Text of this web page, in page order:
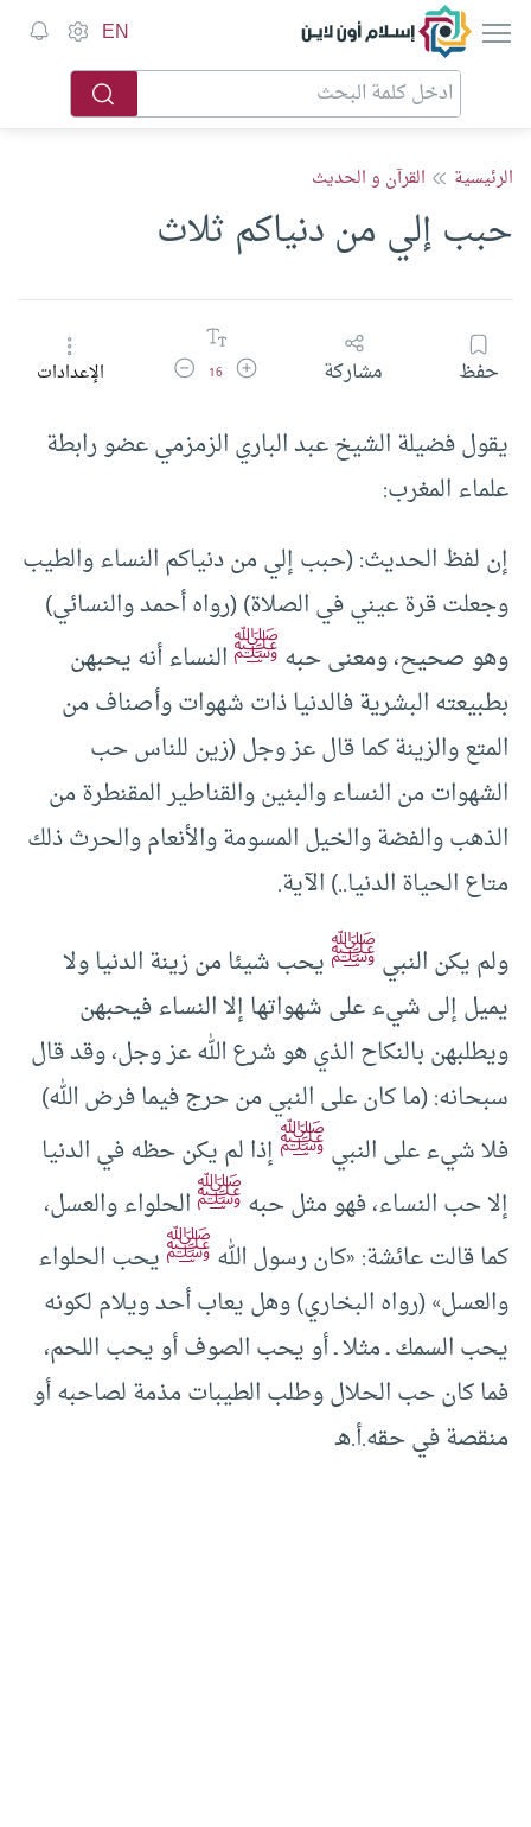
إسلام أون لاين EN
الرئيسية القرآن و الحديث
حبب إلي من دنياكم ثلاث
حفظ مشاركة زيادة حجم الخط
16 تقليل حجم الخطالإعدادات
يقول فضيلة الشيخ عبد الباري الزمزمي عضو رابطة
علماء المغرب:
إن لفظ الحديث: (حبب إلي من دنياكم النساء والطيب
وجعلت قرة عيني في الصلاة) (رواه أحمد والنسائي)
وهو صحيح، ومعنى حبهﷺالنساء أنه يحبهن
بطبيعته البشرية فالدنيا ذات شهوات وأصناف من
المتع والزينة كما قال عز وجل (زين للناس حب
الشهوات من النساء والبنين والقناطير المقنطرة من
الذهب والفضة والخيل المسومة والأنعام والحرث ذلك
متاع الحياة الدنيا..) الآية.
ولم يكن النبيﷺيحب شيئا من زينة الدنيا ولا
يميل إلى شيء على شهواتها إلا النساء فيحبهن
ويطلبهن بالنكاح الذي هو شرع الله عز وجل، وقد قال
سبحانه: (ما كان على النبي من حرج فيما فرض الله)
فلا شيء على النبيﷺإذا لم يكن حظه في الدنيا
إلا حب النساء، فهو مثل حبهﷺالحلواء والعسل،
كما قالت عائشة: «كان رسول اللهﷺيحب الحلواء
والعسل» (رواه البخاري) وهل يعاب أحد ويلام لكونه
يحب السمك ـ مثلا ـ أو يحب الصوف أو يحب اللحم،
فما كان حب الحلال وطلب الطيبات مذمة لصاحبه أو
منقصة في حقه.أ.هـ